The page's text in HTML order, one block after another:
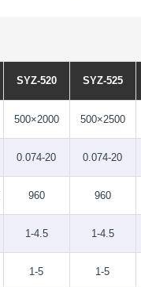
SYZ-520 SYZ-525
500×2000 500×2500
0.074-20 0.074-20
960 960
1-4.5 1-4.5
1-5 1-5